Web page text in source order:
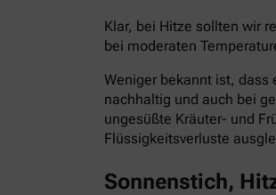
Klar, bei Hitze sollten wir
bei moderaten
Weniger bekannt ist, dass
nachhaltig und auch bei
ungesüßte Kräuter- und
Flüssigkeitsverluste
Sonnenstich,